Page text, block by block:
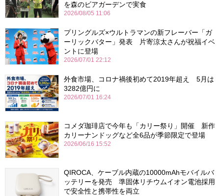
を森のビアガーデンで実食
2026/08/05 11:06
プリングルズ×ウルトラマンの新フレーバー「ガ
ーリックバター」発表 片寄涼太さんが祝福イベ
ントに登場
2026/07/01 22:12
外食市場、コロナ禍後初めて2019年超え 5月は
3282億円に
2026/07/01 16:24
コメダ珈琲店で今年も「カリー祭り」開催 新作
カリーナンドッグなど全6品が季節限定で登場
2026/06/16 15:52
QIROCA、ケーブル内蔵の10000mAhモバイルバ
ッテリーを発売 準固体リチウムイオン電池採用
で安全性と携帯性を両立